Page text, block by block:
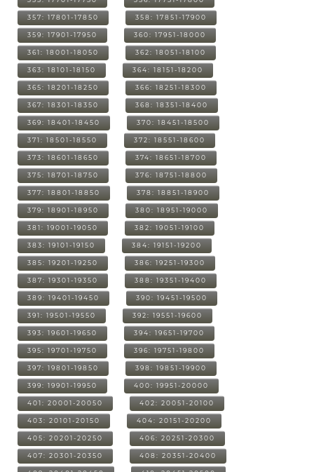
357: 17801-17850 358: 17851-17900
359: 17901-17950 360: 17951-18000
361: 18001-18050 362: 18051-18100
363: 18101-18150 364: 18151-18200
365: 18201-18250 366: 18251-18300
367: 18301-18350 368: 18351-18400
369: 18401-18450 370: 18451-18500
371: 18501-18550 372: 18551-18600
373: 18601-18650 374: 18651-18700
375: 18701-18750 376: 18751-18800
377: 18801-18850 378: 18851-18900
379: 18901-18950 380: 18951-19000
381: 19001-19050 382: 19051-19100
383: 19101-19150 384: 19151-19200
385: 19201-19250 386: 19251-19300
387: 19301-19350 388: 19351-19400
389: 19401-19450 390: 19451-19500
391: 19501-19550 392: 19551-19600
393: 19601-19650 394: 19651-19700
395: 19701-19750 396: 19751-19800
397: 19801-19850 398: 19851-19900
399: 19901-19950 400: 19951-20000
401: 20001-20050 402: 20051-20100
403: 20101-20150 404: 20151-20200
405: 20201-20250 406: 20251-20300
407: 20301-20350 408: 20351-20400